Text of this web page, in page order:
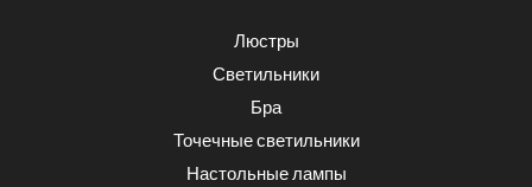
Люстры
Светильники
Бра
Точечные светильники
Настольные лампы